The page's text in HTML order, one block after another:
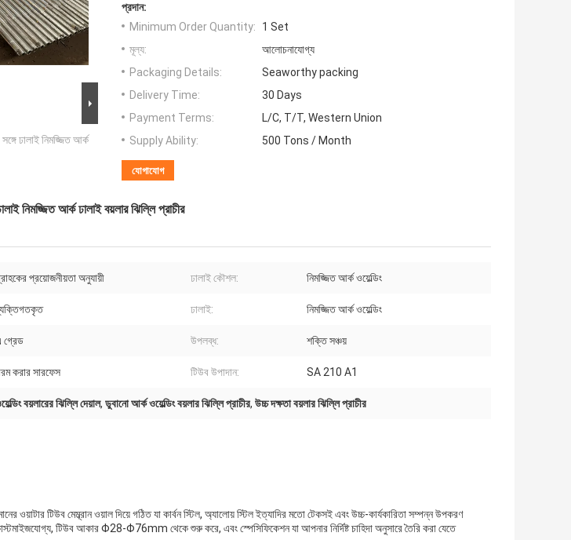
ঢালাই নিমজ্জিত আর্ক
প্রদান:
Minimum Order Quantity:
1 Set
মূল্য:
আলোচনাযোগ্য
Packaging Details:
Seaworthy packing
Delivery Time:
30 Days
Payment Terms:
L/C, T/T, Western Union
Supply Ability:
500 Tons / Month
যোগাযোগ
নিমজ্জিত আর্ক ঢালাই বয়লার ঝিল্লি প্রাচীর
প্রয়োজনীয়তা অনুযায়ী ঢালাই কৌশল: নিমজ্জিত আর্ক ওয়েল্ডিং
ঢালাই: নিমজ্জিত আর্ক ওয়েল্ডিং
গ্রেড উপলব্ধ: শক্তি সঞ্চয়
করার সারফেস টিউব উপাদান: SA 210 A1
বয়লারের ঝিল্লি দেয়াল, ডুবানো আর্ক ওয়েল্ডিং বয়লার ঝিল্লি প্রাচীর, উচ্চ দক্ষতা বয়লার ঝিল্লি প্রাচীর
ওয়াটার টিউব মেম্ব্রান ওয়াল দিয়ে গঠিত যা কার্বন স্টিল, অ্যালোয় স্টিল ইত্যাদির মতো টেকসই এবং উচ্চ-কার্যকারিতা সম্পন্ন উপকরণ
টিউব আকার Φ28-Φ76mm থেকে শুরু করে, এবং স্পেসিফিকেশন যা আপনার নির্দিষ্ট চাহিদা অনুসারে তৈরি করা যেতে